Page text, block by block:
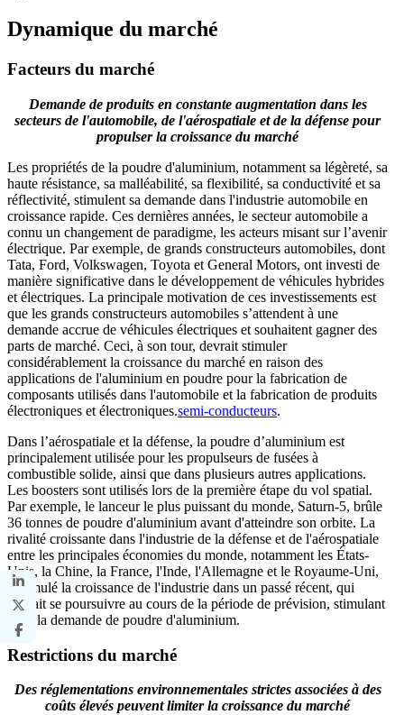
Dynamique du marché
Facteurs du marché
Demande de produits en constante augmentation dans les
secteurs de l'automobile, de l'aérospatiale et de la défense pour
propulser la croissance du marché
Les propriétés de la poudre d'aluminium, notamment sa légèreté, sa
haute résistance, sa malléabilité, sa flexibilité, sa conductivité et sa
réflectivité, stimulent sa demande dans l'industrie automobile en
croissance rapide. Ces dernières années, le secteur automobile a
connu un changement de paradigme, les acteurs misant sur l’avenir
électrique. Par exemple, de grands constructeurs automobiles, dont
Tata, Ford, Volkswagen, Toyota et General Motors, ont investi de
manière significative dans le développement de véhicules hybrides
et électriques. La principale motivation de ces investissements est
que les grands constructeurs automobiles s’attendent à une
demande accrue de véhicules électriques et souhaitent gagner des
parts de marché. Ceci, à son tour, devrait stimuler
considérablement la croissance du marché en raison des
applications de l'aluminium en poudre pour la fabrication de
composants utilisés dans l'automobile et la fabrication de produits
électroniques et électroniques.semi-conducteurs.
Dans l’aérospatiale et la défense, la poudre d’aluminium est
principalement utilisée pour les propulseurs de fusées à
combustible solide, ainsi que dans plusieurs autres applications.
Les boosters sont utilisés lors de la première étape du vol spatial.
Par exemple, le lanceur le plus puissant du monde, Saturn-5, brûle
36 tonnes de poudre d'aluminium avant d'atteindre son orbite. La
rivalité croissante dans l'industrie de la défense et de l'aérospatiale
entre les principales économies du monde, notamment les États-
Unis, la Chine, la France, l'Inde, l'Allemagne et le Royaume-Uni,
a stimulé la croissance de l'industrie dans un passé récent, qui
devrait se poursuivre au cours de la période de prévision, stimulant
ainsi la demande de poudre d'aluminium.
Restrictions du marché
Des réglementations environnementales strictes associées à des
coûts élevés peuvent limiter la croissance du marché